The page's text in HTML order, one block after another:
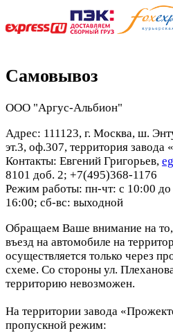
Самовывоз
ООО "Аргус-Альбион"
Адрес: 111123, г. Москва, ш.
эт.3, оф.307, территория завода
Контакты: Евгений Григорьев,
8101 доб. 2; +7(495)368-1176
Режим работы: пн-чт: с 10:00
16:00; сб-вс: выходной
Обращаем Ваше внимание на
въезд на автомобиле на
осуществляется только через
схеме. Со стороны ул.
территорию невозможен.
На территории завода
пропускной режим: